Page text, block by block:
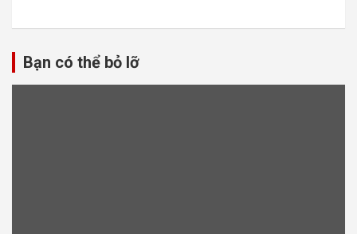
Bạn có thể bỏ lỡ